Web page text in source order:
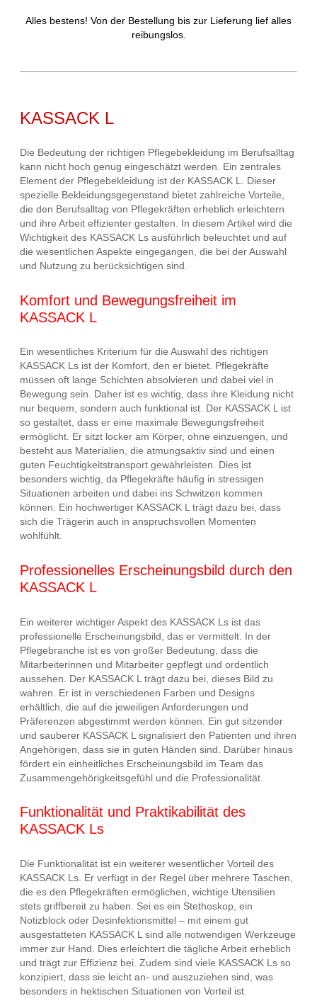
Alles bestens! Von der Bestellung bis zur Lieferung lief alles
reibungslos.
KASSACK L
Die Bedeutung der richtigen Pflegebekleidung im Berufsalltag
kann nicht hoch genug eingeschätzt werden. Ein zentrales
Element der Pflegebekleidung ist der KASSACK L. Dieser
spezielle Bekleidungsgegenstand bietet zahlreiche Vorteile,
die den Berufsalltag von Pflegekräften erheblich erleichtern
und ihre Arbeit effizienter gestalten. In diesem Artikel wird die
Wichtigkeit des KASSACK Ls ausführlich beleuchtet und auf
die wesentlichen Aspekte eingegangen, die bei der Auswahl
und Nutzung zu berücksichtigen sind.
Komfort und Bewegungsfreiheit im
KASSACK L
Ein wesentliches Kriterium für die Auswahl des richtigen
KASSACK Ls ist der Komfort, den er bietet. Pflegekräfte
müssen oft lange Schichten absolvieren und dabei viel in
Bewegung sein. Daher ist es wichtig, dass ihre Kleidung nicht
nur bequem, sondern auch funktional ist. Der KASSACK L ist
so gestaltet, dass er eine maximale Bewegungsfreiheit
ermöglicht. Er sitzt locker am Körper, ohne einzuengen, und
besteht aus Materialien, die atmungsaktiv sind und einen
guten Feuchtigkeitstransport gewährleisten. Dies ist
besonders wichtig, da Pflegekräfte häufig in stressigen
Situationen arbeiten und dabei ins Schwitzen kommen
können. Ein hochwertiger KASSACK L trägt dazu bei, dass
sich die Trägerin auch in anspruchsvollen Momenten
wohlfühlt.
Professionelles Erscheinungsbild durch den
KASSACK L
Ein weiterer wichtiger Aspekt des KASSACK Ls ist das
professionelle Erscheinungsbild, das er vermittelt. In der
Pflegebranche ist es von großer Bedeutung, dass die
Mitarbeiterinnen und Mitarbeiter gepflegt und ordentlich
aussehen. Der KASSACK L trägt dazu bei, dieses Bild zu
wahren. Er ist in verschiedenen Farben und Designs
erhältlich, die auf die jeweiligen Anforderungen und
Präferenzen abgestimmt werden können. Ein gut sitzender
und sauberer KASSACK L signalisiert den Patienten und ihren
Angehörigen, dass sie in guten Händen sind. Darüber hinaus
fördert ein einheitliches Erscheinungsbild im Team das
Zusammengehörigkeitsgefühl und die Professionalität.
Funktionalität und Praktikabilität des
KASSACK Ls
Die Funktionalität ist ein weiterer wesentlicher Vorteil des
KASSACK Ls. Er verfügt in der Regel über mehrere Taschen,
die es den Pflegekräften ermöglichen, wichtige Utensilien
stets griffbereit zu haben. Sei es ein Stethoskop, ein
Notizblock oder Desinfektionsmittel – mit einem gut
ausgestatteten KASSACK L sind alle notwendigen Werkzeuge
immer zur Hand. Dies erleichtert die tägliche Arbeit erheblich
und trägt zur Effizienz bei. Zudem sind viele KASSACK Ls so
konzipiert, dass sie leicht an- und auszuziehen sind, was
besonders in hektischen Situationen von Vorteil ist.